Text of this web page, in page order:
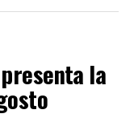
Los trabajos se
por
Bis.
la extensión de
234 metros de
la